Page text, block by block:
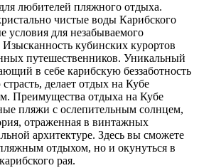
любителей пляжного отдыха.
чистые воды Карибского
условия для незабываемого
кубинских курортов
путешественников. Уникальный
в себе карибскую беззаботность
делает отдых на Кубе
Преимущества отдыха на Кубе
пляжи с ослепительным солнцем,
отраженная в винтажных
архитектуре. Здесь вы сможете
отдыхом, но и окунуться в
рая.